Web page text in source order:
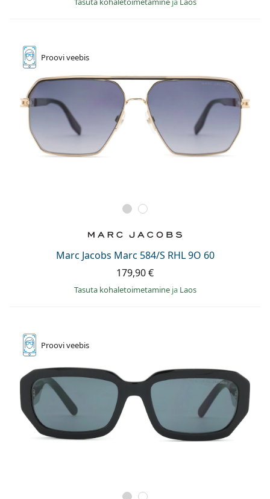
Prooviveebis
Marc Jacobs Marc 584/S RHL 9O 60
179,90 €
Tasuta kohaletoimetamine ja Laos
Prooviveebis